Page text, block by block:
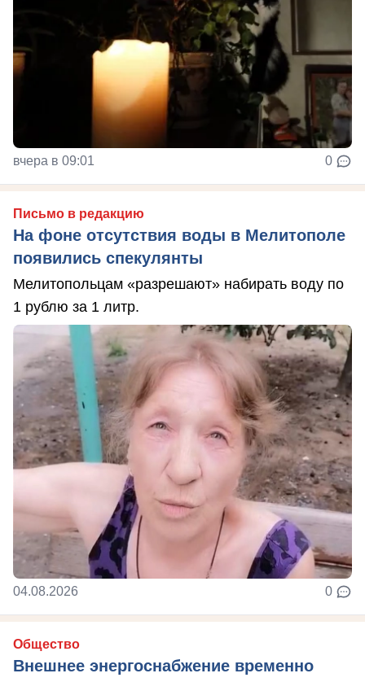
вчера в 09:01 0
Письмо в редакцию
На фоне отсутствия воды в Мелитополе
появились спекулянты
Мелитопольцам «разрешают» набирать воду по
1 рублю за 1 литр.
04.08.2026 0
Общество
Внешнее энергоснабжение временно